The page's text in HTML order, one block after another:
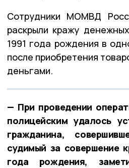
Сотрудники МОМВД
раскрыли кражу
1991 года рождения в
после приобретения
деньгами.
— При проведении
полицейским удалось
гражданина,
судимый за совершение
года рождения,